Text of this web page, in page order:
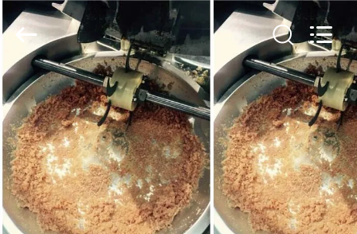
घर
उत्पाद
वी.आर.
शो
Guangzhou
Jiuying
Food
Machinery
Co.,Ltd.
Rights
Reserved.